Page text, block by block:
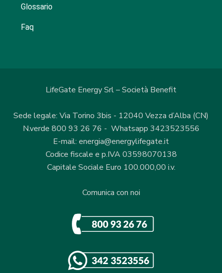
Glossario
Faq
LifeGate Energy Srl – Società Benefit
Sede legale: Via Torino 3bis - 12040 Vezza d’Alba (CN)
N.verde 800 93 26 76 - Whatsapp 3423523556
E-mail: energia@energylifegate.it
Codice fiscale e p.IVA 03598070138
Capitale Sociale Euro 100.000,00 i.v.
Comunica con noi